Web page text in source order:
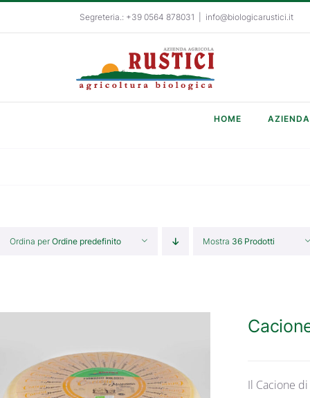
Segreteria.: +39 0564 878031 info@biologicarustici.it
HOME AZIENDA
Ordina perOrdine predefinito Mostra 36 Prodotti
Il Cacione